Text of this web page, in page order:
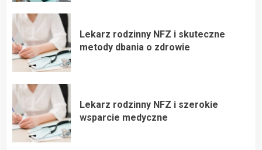
Lekarz rodzinny NFZ i skuteczne
metody dbania o zdrowie
Lekarz rodzinny NFZ i szerokie
wsparcie medyczne